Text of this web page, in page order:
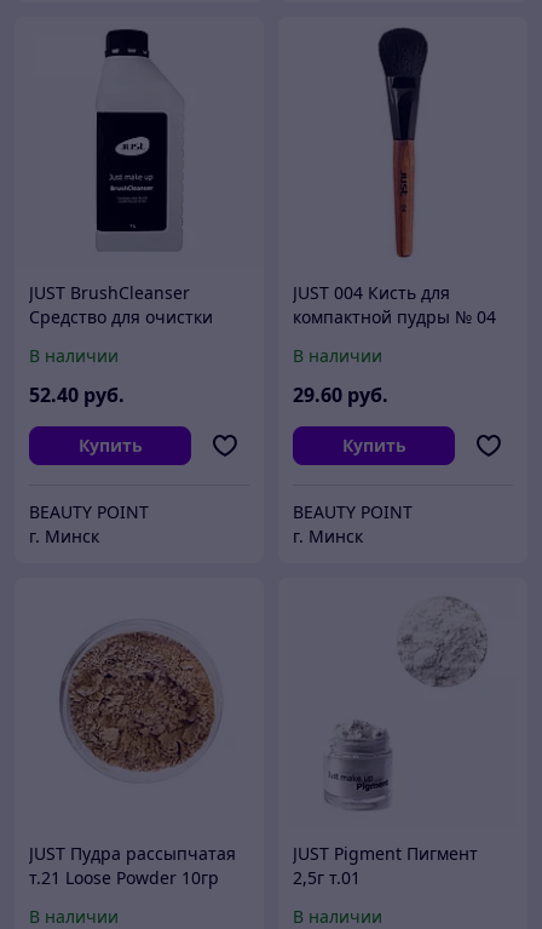
JUST BrushCleanser
Средство для очистки
В наличии
52.40 руб.
Купить
BEAUTY POINT
г. Минск
JUST 004 Кисть для
компактной пудры № 04
В наличии
29.60 руб.
Купить
BEAUTY POINT
г. Минск
JUST Пудра рассыпчатая
т.21 Loose Powder 10гр
В наличии
JUST Pigment Пигмент
2,5г т.01
В наличии